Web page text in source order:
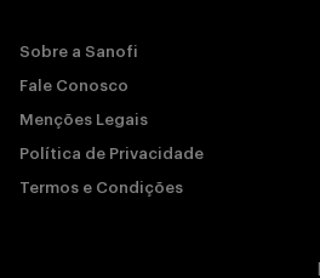
Sobre a Sanofi
Fale Conosco
Menções Legais
Política de Privacidade
Termos e Condições